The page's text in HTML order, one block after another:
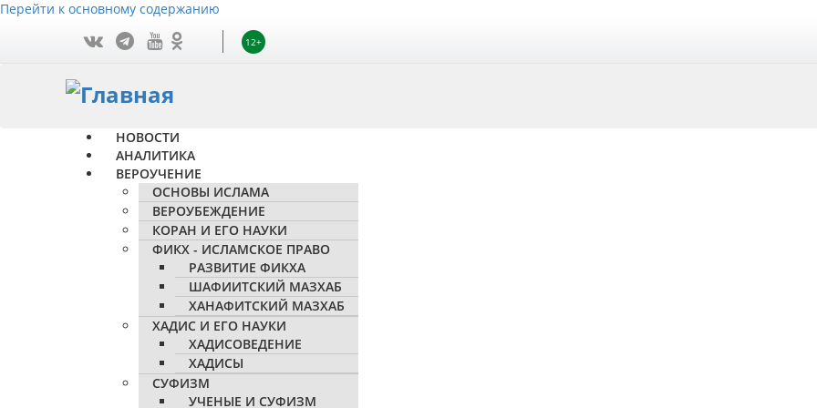
Перейти к основному содержанию
12+
НОВОСТИ
АНАЛИТИКА
ВЕРОУЧЕНИЕ
ОСНОВЫ ИСЛАМА
ВЕРОУБЕЖДЕНИЕ
КОРАН И ЕГО НАУКИ
ФИКХ - ИСЛАМСКОЕ ПРАВО
РАЗВИТИЕ ФИКХА
ШАФИИТСКИЙ МАЗХАБ
ХАНАФИТСКИЙ МАЗХАБ
ХАДИС И ЕГО НАУКИ
ХАДИСОВЕДЕНИЕ
ХАДИСЫ
СУФИЗМ
УЧЕНЫЕ И СУФИЗМ